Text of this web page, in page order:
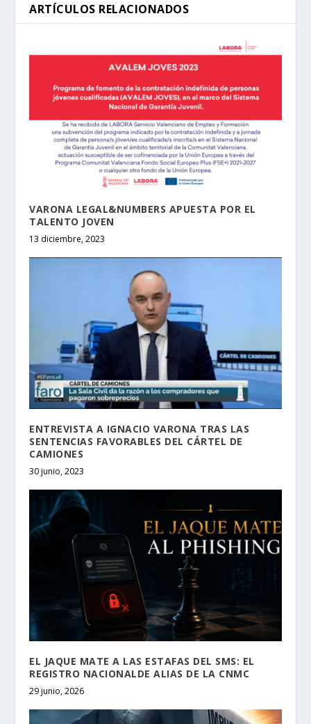
ARTÍCULOS RELACIONADOS
VARONA LEGAL&NUMBERS APUESTA POR EL
TALENTO JOVEN
13 diciembre, 2023
ENTREVISTA A IGNACIO VARONA TRAS LAS
SENTENCIAS FAVORABLES DEL CÁRTEL DE
CAMIONES
30 junio, 2023
EL JAQUE MATE A LAS ESTAFAS DEL SMS: EL
REGISTRO NACIONALDE ALIAS DE LA CNMC
29 junio, 2026